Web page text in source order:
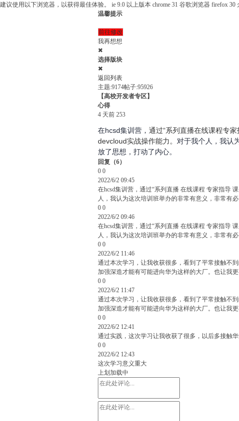
建议使用以下浏览器，以获得最佳体验。 ie 9.0 以上版本 chrome 31 谷歌浏览器 firefox 30
温馨提示
前往修改
我再想想
✖
选择版块
✖
返回列表
主题:9174帖子:95926
【高校开发者专区】
心得
4 天前 253
在hcsd集训营， 通过“系列直播在线课程专
devcloud实战操作能力。 对于我个人，我认
放了思想，打动了内心。
回复 （6）
0 0
2022/6/2 09:45
在hcsd集训营，通过“系列直播 在线课程 专家指导
人，我认为这次培训班举办的非常有意义，非常有
0 0
2022/6/2 09:46
在hcsd集训营，通过“系列直播 在线课程 专家指导
人，我认为这次培训班举办的非常有意义，非常有
0 0
2022/6/2 11:46
通过本次学习，让我收获很多，看到了平常接触不
加强深造才能有可能进向华为这样的大厂。也让我
0 0
2022/6/2 11:47
通过本次学习，让我收获很多，看到了平常接触不
加强深造才能有可能进向华为这样的大厂。也让我
0 0
2022/6/2 12:41
通过实践，这次学习让我收获了很多，以后多接触华
0 0
2022/6/2 12:43
这次学习意义重大
上划加载中